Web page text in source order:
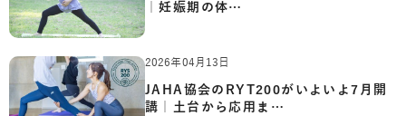
｜妊娠期の体…
2026年04月13日
JAHA協会のRYT200がいよいよ7月開
講｜土台から応用ま…